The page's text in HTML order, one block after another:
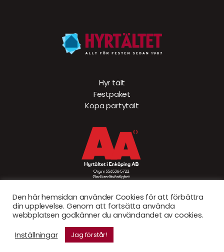
Den här hemsidan använder Cookies för att förbättra
din upplevelse. Genom att fortsätta använda
webbplatsen godkänner du användandet av cookies.
Inställningar
Jag förstår!
Hyr tält
Festpaket
Köpa partytält
© Hyrtältet 2026. Created bySad Bear AB